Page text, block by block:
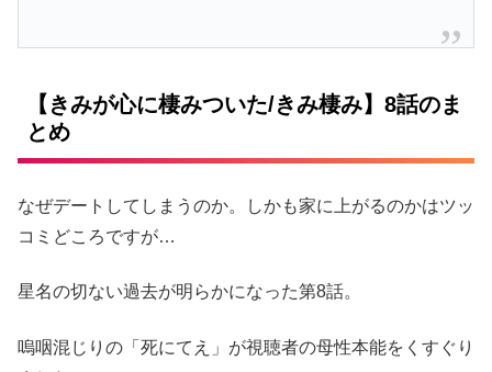
【きみが心に棲みついた/きみ棲み】8話のま
とめ
なぜデートしてしまうのか。しかも家に上がるのかはツッ
コミどころですが…
星名の切ない過去が明らかになった第8話。
嗚咽混じりの「死にてえ」が視聴者の母性本能をくすぐり